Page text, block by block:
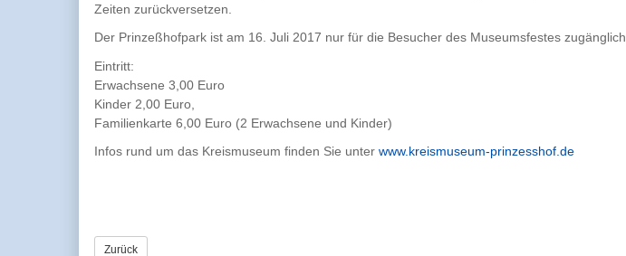
Zeiten zurückversetzen.
Der Prinzeßhofpark ist am 16. Juli 2017 nur für die Besucher des Museumsfestes zugänglich.
Eintritt:
Erwachsene 3,00 Euro
Kinder 2,00 Euro,
Familienkarte 6,00 Euro (2 Erwachsene und Kinder)
Infos rund um das Kreismuseum finden Sie unter www.kreismuseum-prinzesshof.de
Zurück